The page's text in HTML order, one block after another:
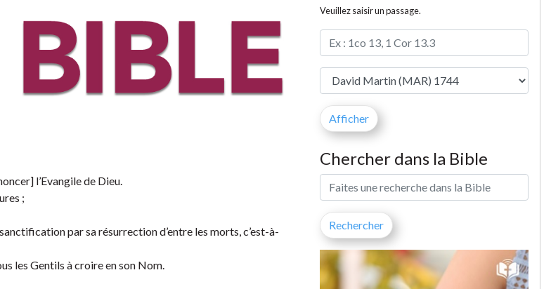
l’Evangile de Dieu.
;
par sa résurrection d’entre les morts, c’est-à-
les Gentils à croire en son Nom.
Veuillez saisir un passage.
Chercher dans la Bible